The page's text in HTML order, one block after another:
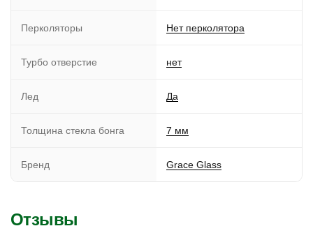
Перколяторы Нет перколятора
Турбо отверстие нет
Лед Да
Толщина стекла бонга 7 мм
Бренд Grace Glass
Отзывы